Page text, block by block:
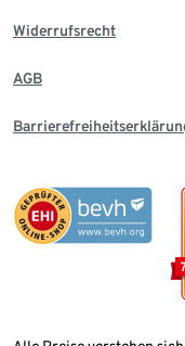
Widerrufsrecht
AGB